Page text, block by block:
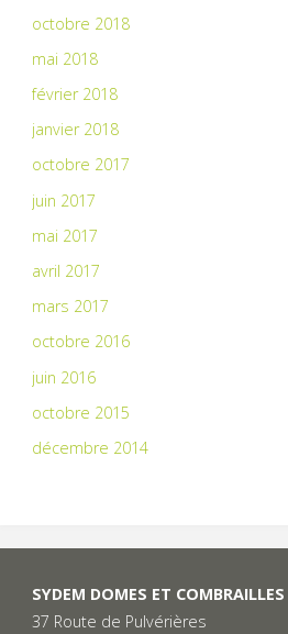
octobre 2018
mai 2018
février 2018
janvier 2018
octobre 2017
juin 2017
mai 2017
avril 2017
mars 2017
octobre 2016
juin 2016
octobre 2015
décembre 2014
SYDEM DOMES ET COMBRAILLES
37 Route de Pulvérières